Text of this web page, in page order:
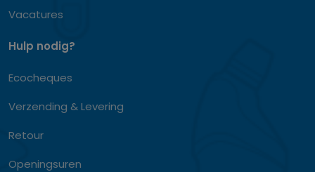
Vacatures
Hulp nodig?
Ecocheques
Verzending & Levering
Retour
Openingsuren